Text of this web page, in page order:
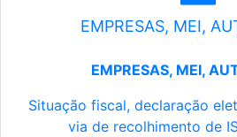
EMPRESAS, MEI,
EMPRESAS, MEI,
Situação fiscal, declaração
via de recolhimento de